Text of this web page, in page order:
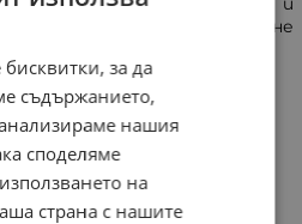
способства за намаляване
хранене с достатъчно
за да
съдържанието,
нашия
споделяме
на
страна с нашите